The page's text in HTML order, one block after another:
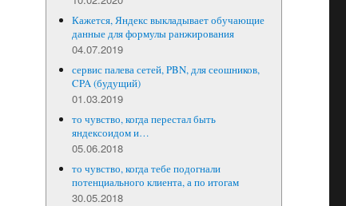
Кажется, Яндекс выкладывает обучающие
данные для формулы ранжирования
04.07.2019
сервис палева сетей, PBN, для сеошников,
CPA (будущий)
01.03.2019
то чувство, когда перестал быть
яндексоидом и…
05.06.2018
то чувство, когда тебе подогнали
потенциального клиента, а по итогам
30.05.2018